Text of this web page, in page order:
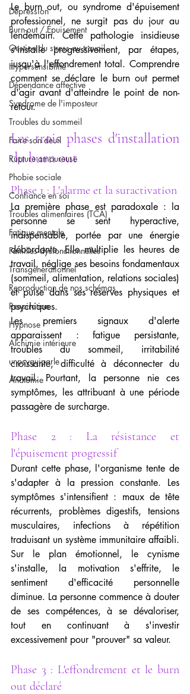
Dépression
Burn-out / Épuisement
Gestion du stress au travail
Hypersensibilité
Dépendance affective
Syndrome de l'imposteur
Troubles du sommeil
Faire son deuil
Rupture amoureuse
Phobie sociale
Confiance en soi
Troubles alimentaires (TCA)
Fatigue mentale
Familles dysfonctionnelles
Transgénérationnel
Reproduction de nos schémas
Respiration
Hypnose
Alchimie intérieure
unpsyquiparle
Anatomie
Le burn out, ou syndrome d'épuisement
professionnel, ne surgit pas du jour au
lendemain. Cette pathologie insidieuse
s'installe progressivement, par étapes,
jusqu'à l'effondrement total. Comprendre
comment se déclare le burn out permet
d'agir avant d'atteindre le point de non-
retour.
Les trois phases d'installation
du burn out
Phase 1 : L'alarme et la suractivation
La première phase est paradoxale : la
personne se sent hyperactive,
indispensable, portée par une énergie
débordante. Elle multiplie les heures de
travail, néglige ses besoins fondamentaux
(sommeil, alimentation, relations sociales)
et puise dans ses réserves physiques et
psychiques.
Les premiers signaux d'alerte
apparaissent : fatigue persistante,
troubles du sommeil, irritabilité
croissante, difficulté à déconnecter du
travail. Pourtant, la personne nie ces
symptômes, les attribuant à une période
passagère de surcharge.
Phase 2 : La résistance et
l'épuisement progressif
Durant cette phase, l'organisme tente de
s'adapter à la pression constante. Les
symptômes s'intensifient : maux de tête
récurrents, problèmes digestifs, tensions
musculaires, infections à répétition
traduisant un système immunitaire affaibli.
Sur le plan émotionnel, le cynisme
s'installe, la motivation s'effrite, le
sentiment d'efficacité personnelle
diminue. La personne commence à douter
de ses compétences, à se dévaloriser,
tout en continuant à s'investir
excessivement pour "prouver" sa valeur.
Phase 3 : L'effondrement et le burn
out déclaré